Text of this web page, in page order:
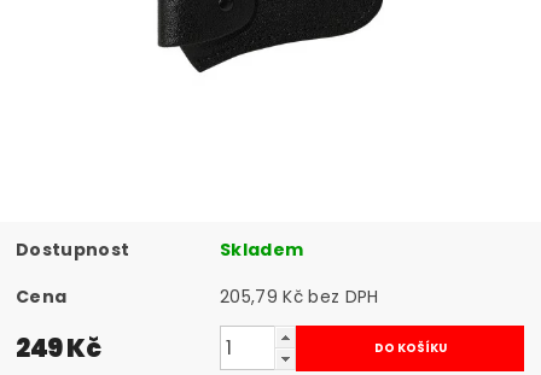
Dostupnost
Skladem
Cena
205,79 Kč bez DPH
249 Kč